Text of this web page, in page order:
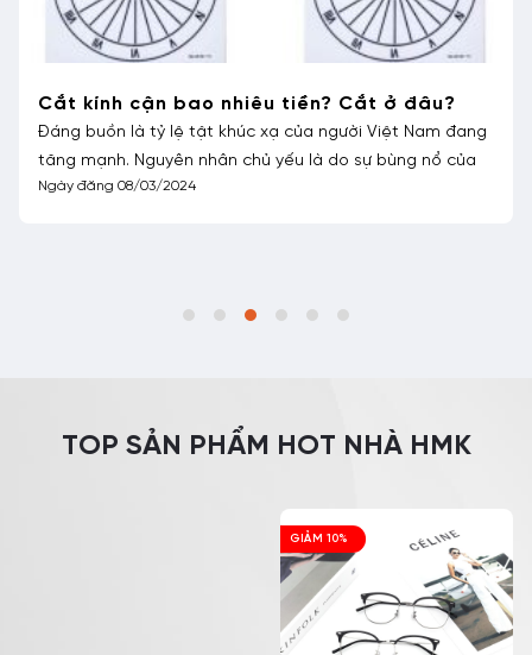
Cắt kính cận bao nhiêu tiền? Cắt ở đâu?
Đáng buồn là tỷ lệ tật khúc xạ của người Việt Nam đang
tăng mạnh. Nguyên nhân chủ yếu là do sự bùng nổ của
Ngày đăng 08/03/2024
TOP SẢN PHẨM HOT NHÀ HMK
GIẢM 10%